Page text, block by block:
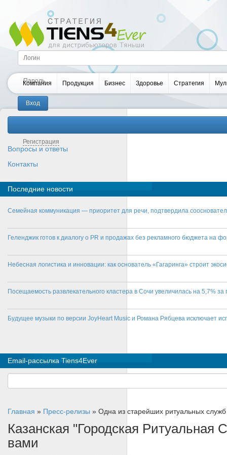
Регистрация
Компания Продукция Бизнес Здоровье Стратегия
Вопросы и ответы
Контакты
Последние новости
Семейная коммуникация — приоритет для речи, подтвердила
Геленджик готов к диалогу о PR и продажах без рекламного бюджета на
Небесная логистика и инновации: как основатель «Гагаринга» строит
Посещаемость развлекательного кластера в Сочи увеличилась на 5,7% за
Будущее музыки по версии JoyHeart Music и Романа Рябцева исключает
Email-рассылка Tiens4Ever
Главная » Пресс-релизы » Одна из старейших ритуальных
Казанская "Городская Ритуальная
вами